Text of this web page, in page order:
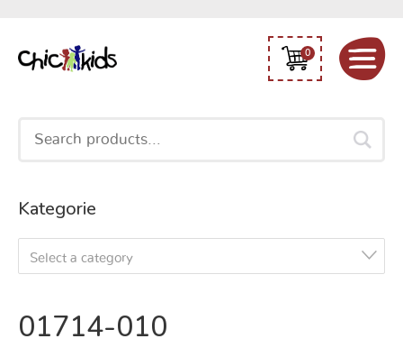
0
Search
Kategorie
Select a category
01714-010